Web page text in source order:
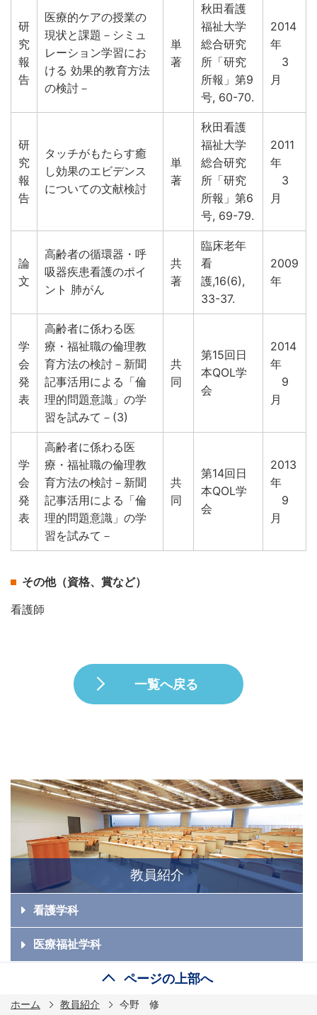
研
究
報
告
医療的ケアの授業の
現状と課題－シミュ
レーション学習にお
ける 効果的教育方法
の検討－
単
著
秋田看護
福祉大学
総合研究
所「研究
所報」第9
号, 60-70.
2014
年
3
月
研
究
報
告
タッチがもたらす癒
し効果のエビデンス
についての文献検討
単
著
秋田看護
福祉大学
総合研究
所「研究
所報」第6
号, 69-79.
2011
年
3
月
論
文
高齢者の循環器・呼
吸器疾患看護のポイ
ント 肺がん
共
著
臨床老年
看
護,16(6),
33-37.
2009
年
学
会
発
表
高齢者に係わる医
療・福祉職の倫理教
育方法の検討－新聞
記事活用による「倫
理的問題意識」の学
習を試みて－(3)
共
同
第15回日
本QOL学
会
2014
年
9
月
学
会
発
表
高齢者に係わる医
療・福祉職の倫理教
育方法の検討－新聞
記事活用による「倫
理的問題意識」の学
習を試みて－
共
同
第14回日
本QOL学
会
2013
年
9
月
その他（資格、賞など）
看護師
一覧へ戻る
教員紹介
看護学科
医療福祉学科
ページの上部へ
ホーム 教員紹介 今野 修